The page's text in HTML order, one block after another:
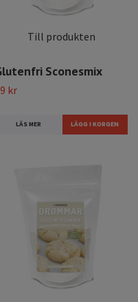
Till produkten
Sconesmix
kr
LÄS MER